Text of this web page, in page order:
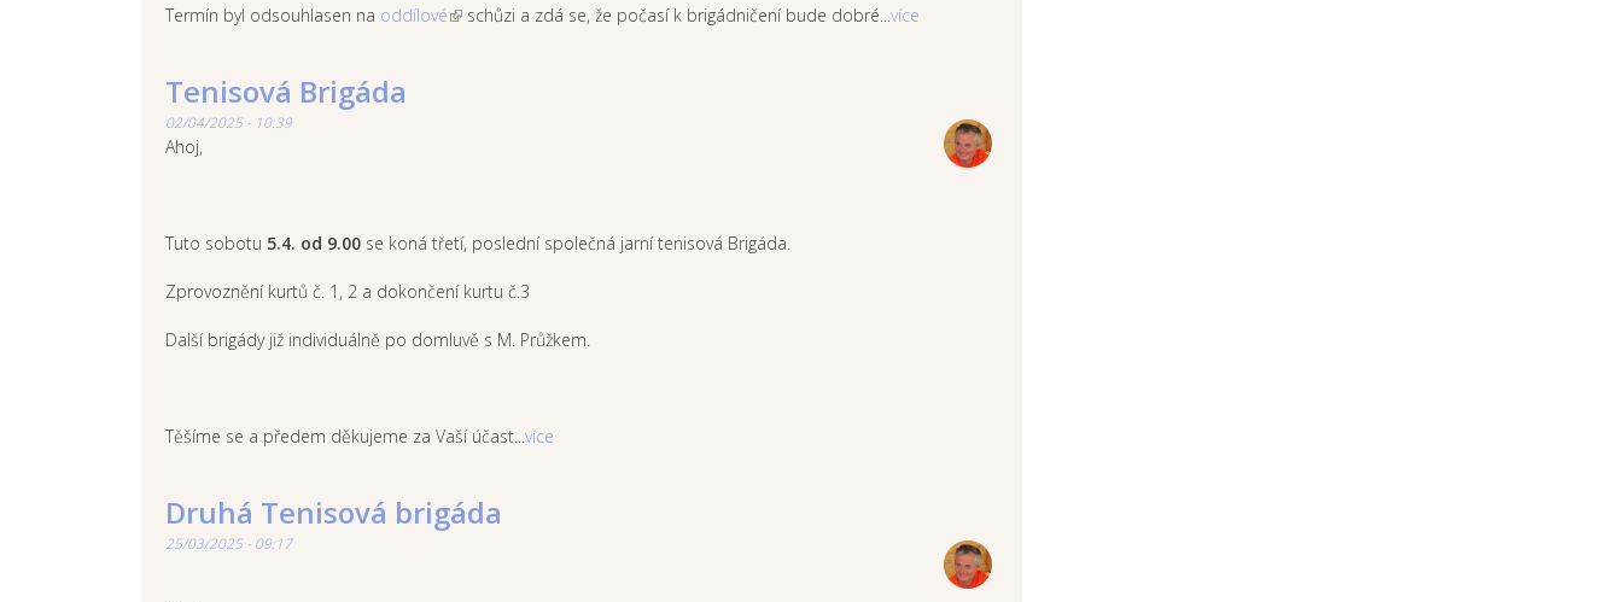
Termín byl odsouhlasen na oddílové schůzi a zdá se, že počasí k brigádničení bude dobré... více
Tenisová Brigáda
02/04/2025 - 10:39
Ahoj,
Tuto sobotu 5.4. od 9.00 se koná třetí, poslední společná jarní tenisová Brigáda.
Zprovoznění kurtů č. 1, 2 a dokončení kurtu č.3
Další brigády již individuálně po domluvě s M. Průžkem.
Těšíme se a předem děkujeme za Vaší účast... více
Druhá Tenisová brigáda
25/03/2025 - 09:17